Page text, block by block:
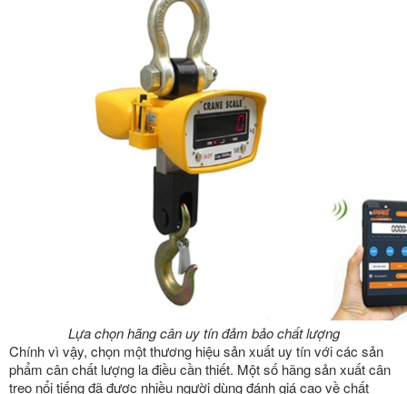
Lựa chọn hãng cân uy tín đảm bảo chất lượng
Chính vì vậy, chọn một thương hiệu sản xuất uy tín với các sản
phẩm cân chất lượng la điều cần thiết. Một số hãng sản xuất cân
treo nổi tiếng đã được nhiều người dùng đánh giá cao về chất